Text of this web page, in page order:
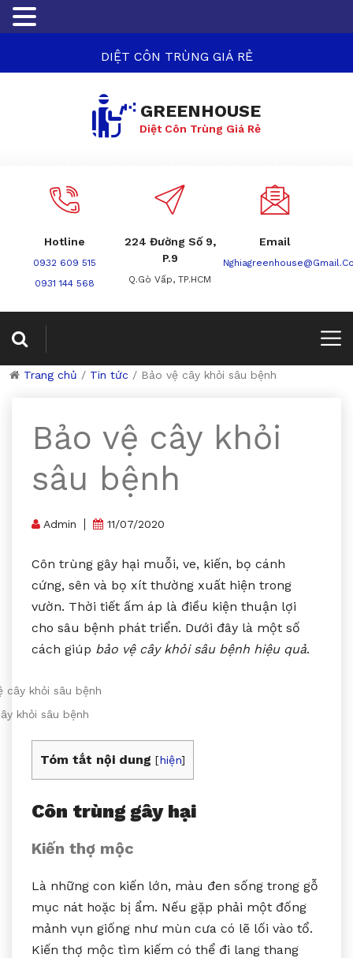
DIỆT CÔN TRÙNG GIÁ RẺ
GREENHOUSE
Diệt Côn Trùng Giá Rẻ
Hotline
0932 609 515
0931 144 568
224 Đường Số 9,
P.9
Q.Gò Vấp, TP.HCM
Email
Trang chủ / Tin tức / Bảo vệ cây khỏi sâu bệnh
Bảo vệ cây khỏi
sâu bệnh
Admin 11/07/2020
Côn trùng gây hại muỗi, ve, kiến, bọ cánh
cứng, sên và bọ xít thường xuất hiện trong
vườn. Thời tiết ấm áp là điều kiện thuận lợi
cho sâu bệnh phát triển. Dưới đây là một số
cách giúp bảo vệ cây khỏi sâu bệnh hiệu quả.
khỏi sâu bệnh
Tóm tắt nội dung [hiện]
Côn trùng gây hại
Kiến thợ mộc
Là những con kiến lớn, màu đen sống trong gỗ
mục nát hoặc bị ẩm. Nếu gặp phải một đống
mảnh vụn giống như mùn cưa có lẽ lối vào tổ.
Kiến thợ mộc tìm kiếm có thể đi lang thang